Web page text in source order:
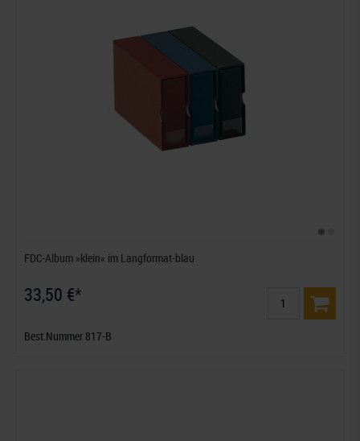
FDC-Album »klein« im Langformat-blau
33,50 €*
Best.Nummer 817-B